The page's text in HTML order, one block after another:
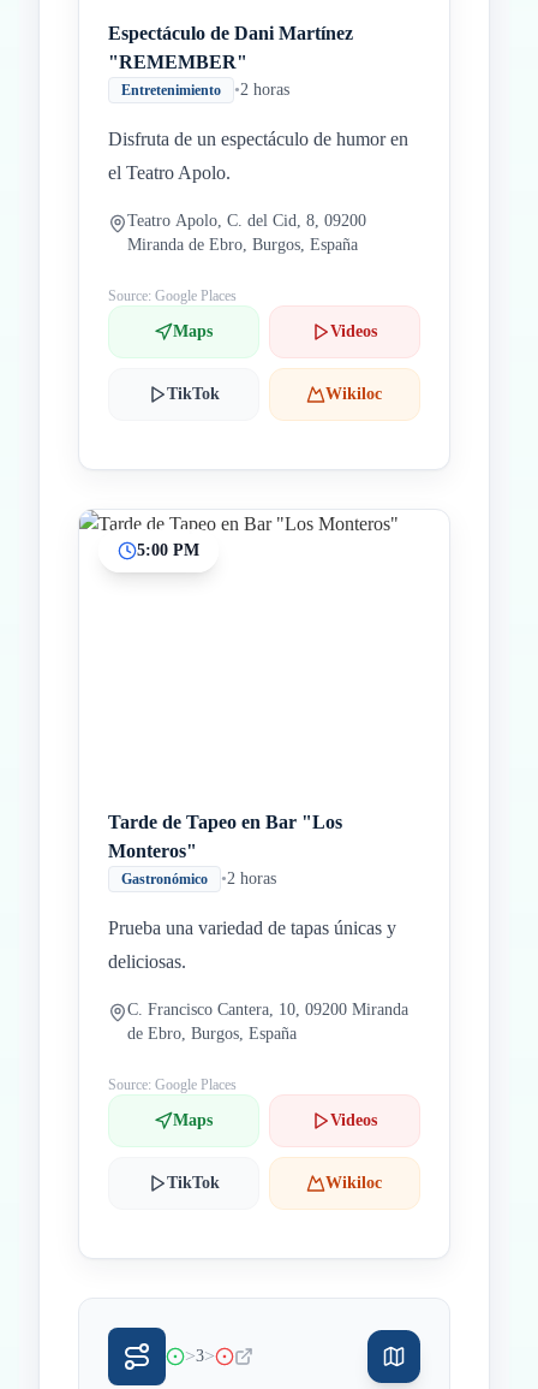
Espectáculo de Dani Martínez
"REMEMBER"
Entretenimiento •2 horas
Disfruta de un espectáculo de humor en
el Teatro Apolo.
Teatro Apolo, C. del Cid, 8, 09200
Miranda de Ebro, Burgos, España
Source: Google Places
Maps Videos
TikTok Wikiloc
5:00 PM
Tarde de Tapeo en Bar "Los
Monteros"
Gastronómico •2 horas
Prueba una variedad de tapas únicas y
deliciosas.
C. Francisco Cantera, 10, 09200 Miranda
de Ebro, Burgos, España
Source: Google Places
Maps Videos
TikTok Wikiloc
>3>